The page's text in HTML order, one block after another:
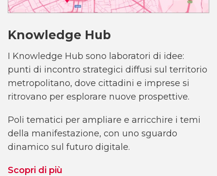
Knowledge Hub
I Knowledge Hub sono laboratori di idee:
punti di incontro strategici diffusi sul territorio
metropolitano, dove cittadini e imprese si
ritrovano per esplorare nuove prospettive.
Poli tematici per ampliare e arricchire i temi
della manifestazione, con uno sguardo
dinamico sul futuro digitale.
Scopri di più